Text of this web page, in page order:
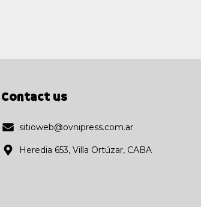
Contact us
sitioweb@ovnipress.com.ar
Heredia 653, Villa Ortúzar, CABA